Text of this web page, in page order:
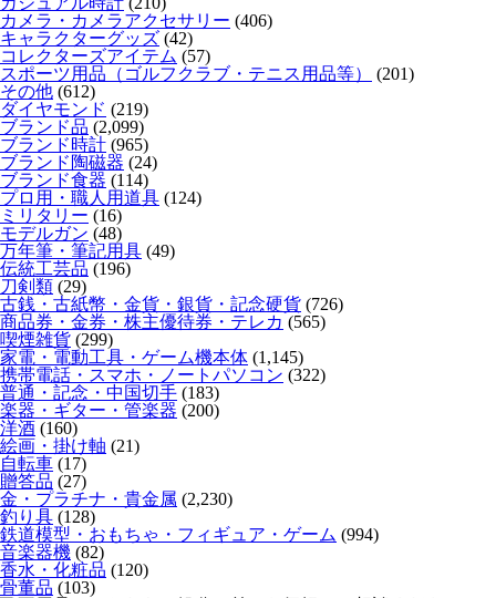
カメラ・カメラアクセサリー (406)
キャラクターグッズ (42)
コレクターズアイテム (57)
スポーツ用品（ゴルフクラブ・テニス用品等）
(201)
その他 (612)
ダイヤモンド (219)
ブランド品 (2,099)
ブランド時計 (965)
ブランド陶磁器 (24)
ブランド食器 (114)
プロ用・職人用道具 (124)
ミリタリー (16)
モデルガン (48)
万年筆・筆記用具 (49)
伝統工芸品 (196)
刀剣類 (29)
古銭・古紙幣・金貨・銀貨・記念硬貨 (726)
商品券・金券・株主優待券・テレカ (565)
喫煙雑貨 (299)
家電・電動工具・ゲーム機本体 (1,145)
携帯電話・スマホ・ノートパソコン (322)
普通・記念・中国切手 (183)
楽器・ギター・管楽器 (200)
洋酒 (160)
絵画・掛け軸 (21)
自転車 (17)
贈答品 (27)
金・プラチナ・貴金属 (2,230)
釣り具 (128)
鉄道模型・おもちゃ・フィギュア・ゲーム (994)
音楽器機 (82)
香水・化粧品 (120)
骨董品 (103)